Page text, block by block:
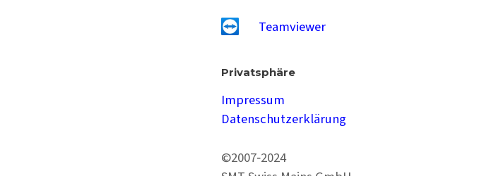
Teamviewer
Privatsphäre
Impressum
Datenschutzerklärung
©2007‑2024